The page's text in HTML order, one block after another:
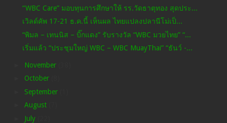
“WBC Care” มอบทุนการศึกษาให้ รร.วัดธาตุทอง สุดประ...
เวิลด์คัพ 17-21 ธ.ค.นี้ เห็นผล ไทยแปลงปลานีโม่เป็...
“พิมล – เทนนิส – บิ๊กแดง” รับรางวัล “WBC มวยไทย” “...
เริ่มแล้ว “ประชุมใหญ่ WBC – WBC MuayThai” “ธันว์ -...
November
October
September
August
July